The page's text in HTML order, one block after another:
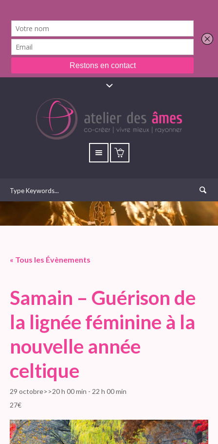
« Tous les Évènements
Samain – Guérison de
la lignée féminine à la
nouvelle année
celtique
29 octobre>>20 h 00 min - 22 h 00 min
27€